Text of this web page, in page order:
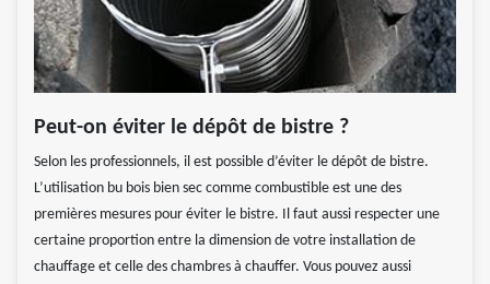
Peut-on éviter le dépôt de bistre ?
Selon les professionnels, il est possible d’éviter le dépôt de bistre.
L’utilisation bu bois bien sec comme combustible est une des
premières mesures pour éviter le bistre. Il faut aussi respecter une
certaine proportion entre la dimension de votre installation de
chauffage et celle des chambres à chauffer. Vous pouvez aussi